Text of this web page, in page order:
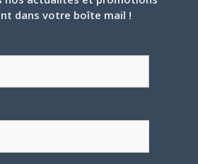
l'espoir de pouvoir parler du
dans votre boîte mail !